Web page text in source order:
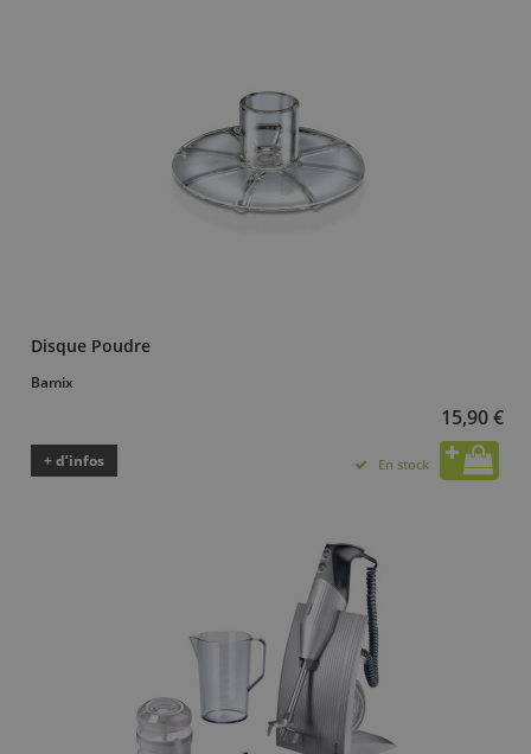
Disque Poudre
Bamix
15,90 €
+ d’infos En stock